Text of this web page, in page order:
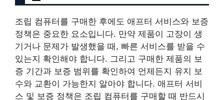
조립 컴퓨터를 구매한 후에도 애프터 서비스와 보증
정책은 중요한 요소입니다. 만약 제품이 고장이 생
기거나 문제가 발생했을 때, 빠른 서비스를 받을 수
있는지 확인해야 합니다. 그리고 구매한 제품의 보
증 기간과 보증 범위를 확인하여 언제든지 유지 보
수와 교환이 가능한지 알아야 합니다. 애프터 서비
스 및 보증 정책은 조립 컴퓨터를 구매할 때 반드시